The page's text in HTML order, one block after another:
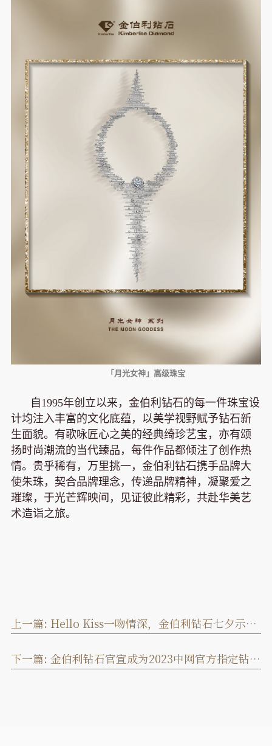
「月光女神」高级珠宝
自1995年创立以来，金伯利钻石的每一件珠宝设
计均注入丰富的文化底蕴，以美学视野赋予钻石新
生面貌。有歌咏匠心之美的经典绮珍艺宝，亦有颂
扬时尚潮流的当代臻品，每件作品都倾注了创作热
情。贵乎稀有，万里挑一，金伯利钻石携手品牌大
使朱珠，契合品牌理念，传递品牌精神，凝聚爱之
璀璨，于光芒辉映间，见证彼此精彩，共赴华美艺
术造诣之旅。
上一篇: Hello Kiss一吻情深，金伯利钻石七夕示爱季启动
下一篇: 金伯利钻石官宣成为2023中网官方指定钻石供应商